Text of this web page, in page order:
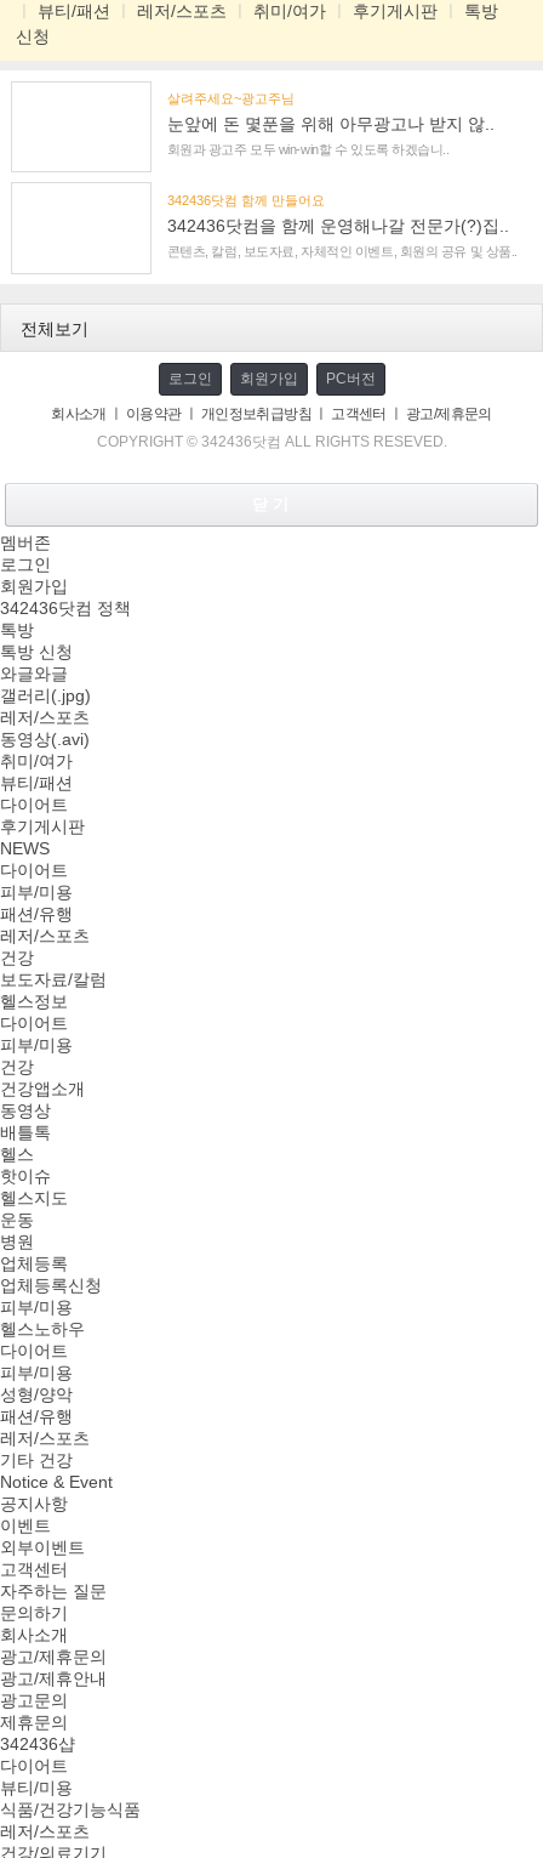
뷰티/패션 레저/스포츠 취미/여가 후기게시판
톡방
신청
살려주세요~광고주님
눈앞에 돈 몇푼을 위해 아무광고나 받지 않..
회원과 광고주 모두 win-win할 수 있도록 하겠습니..
342436닷컴 함께 만들어요
342436닷컴을 함께 운영해나갈 전문가(?)집..
콘텐츠, 칼럼, 보도자료, 자체적인 이벤트, 회원의 공유 및 상품..
전체보기
로그인 회원가입 PC버전
회사소개 ㅣ 이용약관ㅣ 개인정보취급방침 ㅣ 고객센터 ㅣ 광고/제휴문의
COPYRIGHT © 342436닷컴 ALL RIGHTS RESEVED.
멤버존
로그인
회원가입
342436닷컴 정책
톡방
톡방 신청
와글와글
갤러리(.jpg)
레저/스포츠
동영상(.avi)
취미/여가
뷰티/패션
다이어트
후기게시판
NEWS
다이어트
피부/미용
패션/유행
레저/스포츠
건강
보도자료/칼럼
헬스정보
다이어트
피부/미용
건강
건강앱소개
동영상
배틀톡
헬스
핫이슈
헬스지도
운동
병원
업체등록
업체등록신청
피부/미용
헬스노하우
다이어트
피부/미용
성형/양악
패션/유행
레저/스포츠
기타 건강
Notice & Event
공지사항
이벤트
외부이벤트
고객센터
자주하는 질문
문의하기
회사소개
광고/제휴문의
광고/제휴안내
광고문의
제휴문의
342436샵
다이어트
뷰티/미용
식품/건강기능식품
레저/스포츠
건강/의료기기